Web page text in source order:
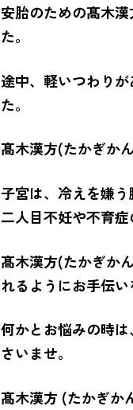
安胎のための髙木
た。
途中、軽いつわり
た。
髙木漢方(たかぎか
子宮は、冷えを嫌う
二人目不妊や不育
髙木漢方(たかぎか
れるようにお手伝い
何かとお悩みの時
さいませ。
髙木漢方 (たかぎか